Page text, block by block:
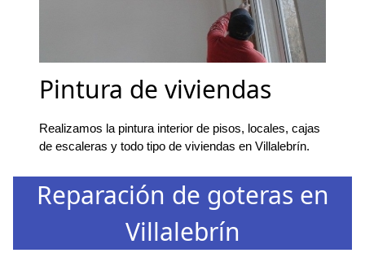
Pintura de viviendas
Realizamos la pintura interior de pisos, locales, cajas
de escaleras y todo tipo de viviendas en Villalebrín.
Reparación de goteras en
Villalebrín